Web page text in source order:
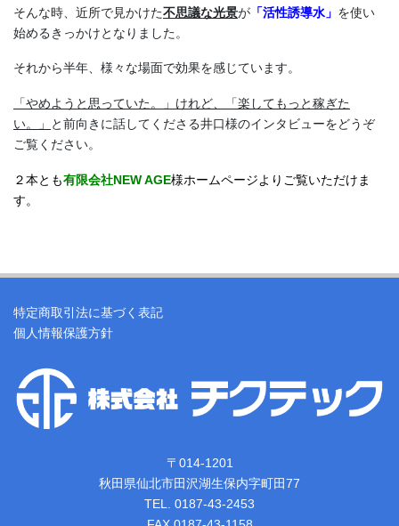
そんな時、近所で見かけた不思議な光景が 「活性誘導水」 を使い
始めるきっかけとなりました。
それから半年、様々な場面で効果を感じています。
「やめようと思っていた。」けれど、「楽してもっと稼ぎた
い。」
と前向きに話してくださる井口様のインタビューをどうぞ
ご覧ください。
２本とも有限会社NEW AGE様ホームページよりご覧いただけま
す。
特定商取引法に基づく表記
個人情報保護方針
〒014-1201
秋田県仙北市田沢湖生保内字町田77
TEL. 0187-43-2453